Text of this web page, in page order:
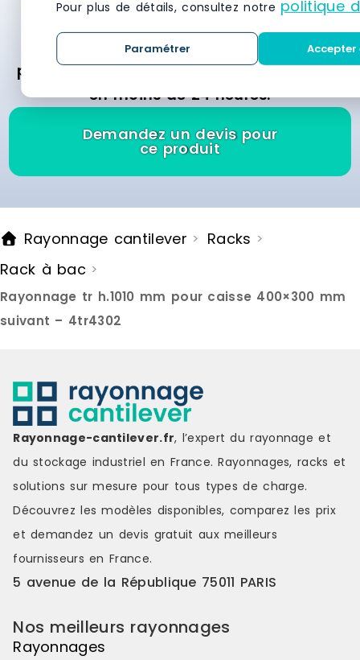
gratuitement et recevez des offres
personnalisées des meilleurs fournisseurs
en moins de 24 heures.
Demandez un devis pour
ce produit
Rayonnage cantilever > Racks >
Rack à bac >
Rayonnage tr h.1010 mm pour caisse 400×300 mm
suivant – 4tr4302
Pour plus de détails, consultez notre politique
Paramétrer
Rayonnage-cantilever.fr, l’expert du rayonnage et
du stockage industriel en France. Rayonnages, racks et
solutions sur mesure pour tous types de charge.
Découvrez les modèles disponibles, comparez les prix
et demandez un devis gratuit aux meilleurs
fournisseurs en France.
5 avenue de la République 75011 PARIS
Nos meilleurs rayonnages
Rayonnages